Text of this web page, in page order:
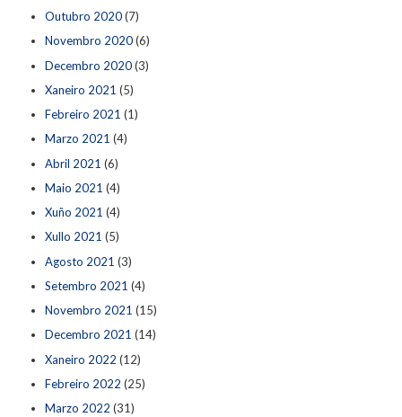
Outubro 2020(7)
Novembro 2020(6)
Decembro 2020(3)
Xaneiro 2021 (5)
Febreiro 2021 (1)
Marzo 2021 (4)
Abril 2021 (6)
Maio 2021 (4)
Xuño 2021 (4)
Xullo 2021 (5)
Agosto 2021 (3)
Setembro 2021 (4)
Novembro 2021 (15)
Decembro 2021 (14)
Xaneiro 2022 (12)
Febreiro 2022 (25)
Marzo 2022 (31)